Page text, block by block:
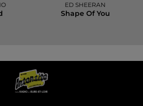
ED SHEERAN
Shape Of You